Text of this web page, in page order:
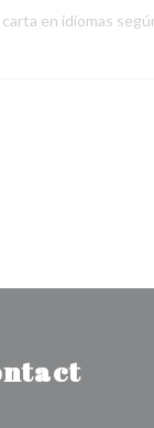
en idiomas